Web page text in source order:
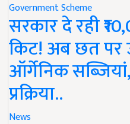
Government Scheme
सरकार दे रही
किट! अब छत पर
ऑर्गेनिक
प्रक्रिया..
News